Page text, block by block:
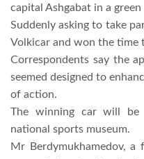
TROPICALMAGAZIN
GLOBOTV
capital Ashgabat in a
Suddenly asking to take
Volkicar and won the time
Correspondents say the
seemed designed to
of action.
The winning car will be
national sports museum.
Mr Berdymukhamedov,